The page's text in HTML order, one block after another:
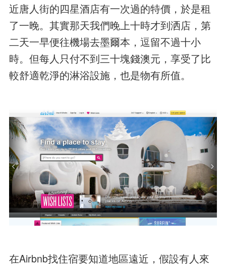
近唐人街的四星酒店有一次過的特價，於是租
了一晚。其實那天我們晚上十時才到洒店，第
二天一早便往機場去墨爾本，逗留不過十小
時。但每人只付不到三十塊錢澳元，享受了比
較舒適乾淨的淋浴設施，也是物有所值。
在Airbnb找住宿要知道地區遠近，假設有人來